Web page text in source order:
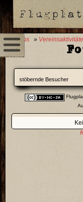
0 Fotos »
stöbernde Besucher